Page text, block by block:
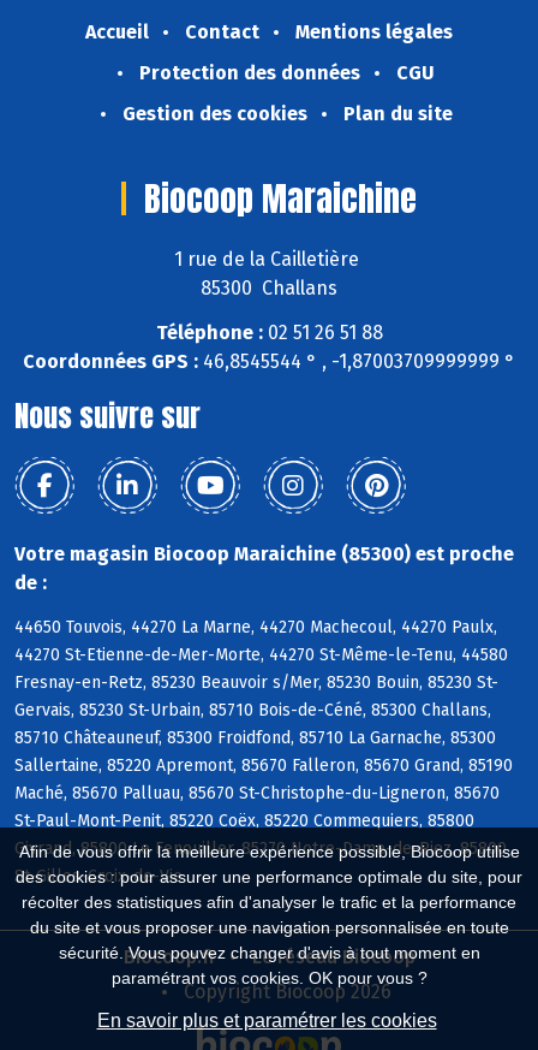
Afin de vous offrir la meilleure expérience possible, Biocoop utilise
des cookies : pour assurer une performance optimale du site, pour
récolter des statistiques afin d'analyser le trafic et la performance
du site et vous proposer une navigation personnalisée en toute
sécurité. Vous pouvez changer d'avis à tout moment en
paramétrant vos cookies. OK pour vous ?
En savoir plus et paramétrer les cookies
Accueil Contact
Mentions légales
Protection des données
CGU
Gestion des cookies
Plan du site
Biocoop Maraichine
1 rue de la Cailletière
85300 Challans
Téléphone :02 51 26 51 88
Coordonnées GPS : 46,8545544 ° , -1,87003709999999 °
Nous suivre sur
Votre magasin Biocoop Maraichine (85300) est proche
de :
44650 Touvois, 44270 La Marne, 44270 Machecoul, 44270 Paulx,
44270 St-Etienne-de-Mer-Morte, 44270 St-Même-le-Tenu, 44580
Fresnay-en-Retz, 85230 Beauvoir s/Mer, 85230 Bouin, 85230 St-
Gervais, 85230 St-Urbain, 85710 Bois-de-Céné, 85300 Challans,
85710 Châteauneuf, 85300 Froidfond, 85710 La Garnache, 85300
Sallertaine, 85220 Apremont, 85670 Falleron, 85670 Grand, 85190
Maché, 85670 Palluau, 85670 St-Christophe-du-Ligneron, 85670
St-Paul-Mont-Penit, 85220 Coëx, 85220 Commequiers, 85800
Givrand, 85800 Le Fenouiller, 85270 Notre-Dame-de-Riez, 85800
St-Gilles-Croix-de-Vie
Biocoop.fr
Le réseau Biocoop
Copyright Biocoop 2026